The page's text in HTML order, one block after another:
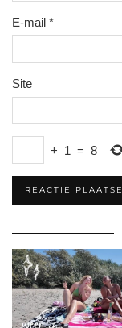
E-mail *
Site
+ 1 = 8